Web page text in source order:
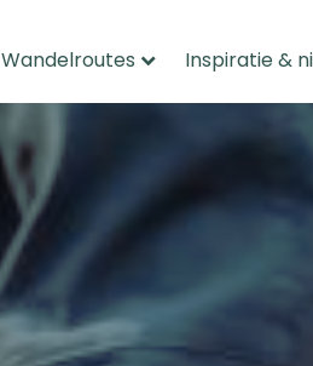
Wandelroutes Inspiratie &